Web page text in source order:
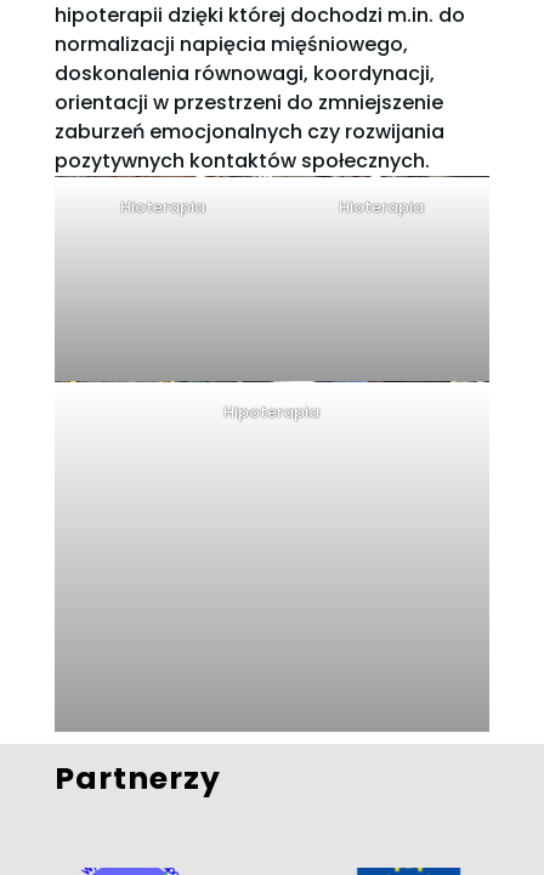
hipoterapii dzięki której dochodzi m.in. do
normalizacji napięcia mięśniowego,
doskonalenia równowagi, koordynacji,
orientacji w przestrzeni do zmniejszenie
zaburzeń emocjonalnych czy rozwijania
pozytywnych kontaktów społecznych.
Hioterapia Hioterapia
Hipoterapia
Partnerzy